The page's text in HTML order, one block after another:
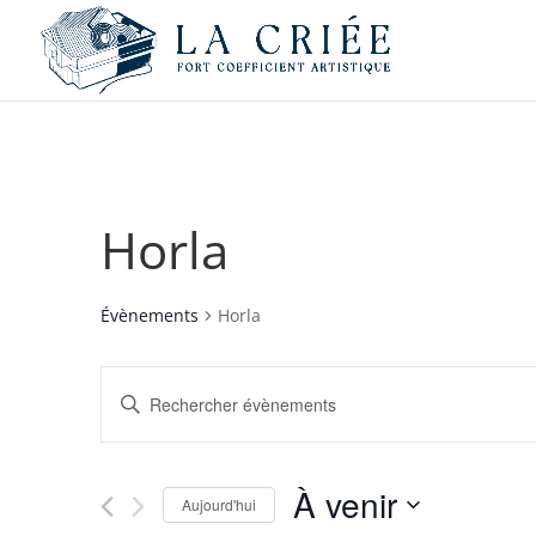
Horla
Évènements Horla
Recherche
et
navigation
vues
Saisir
clé.
ÉvènementsAujourd'hui À venir